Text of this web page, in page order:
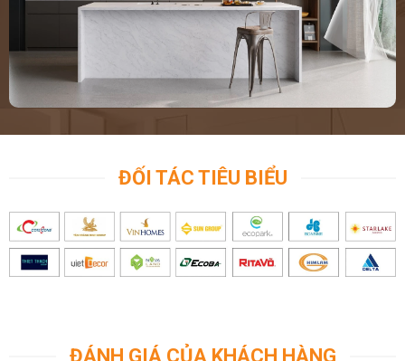
ĐỐI TÁC TIÊU BIỂU
ĐÁNH GIÁ CỦA KHÁCH HÀNG